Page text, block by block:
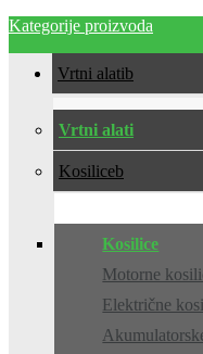
Kategorije proizvoda
Vrtni alati
Vrtni alati
Kosilice
Kosilice
Motorne
Električne